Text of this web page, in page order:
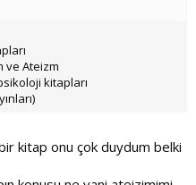
ve Ateizm
kitapları
kitap onu çok duydum belki